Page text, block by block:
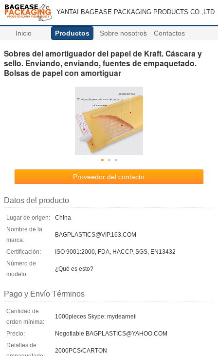
YANTAI BAGEASE PACKAGING PRODUCTS CO.,LTD
Inicio Productos Sobre nosotros Contactos
Sobres del amortiguador del papel de Kraft. Cáscara y
sello. Enviando, enviando, fuentes de empaquetado.
Bolsas de papel con amortiguar
Proveedor del contacto
Datos del producto
Lugar de origen:
China
Nombre de la
marca:
BAGPLASTICS@VIP.163.COM
Certificación:
ISO 9001:2000, FDA, HACCP, SGS, EN13432
Número de
modelo:
¿Qué es esto?
Pago y Envío Términos
Cantidad de
orden mínima:
1000pieces Skype: mydearneil
Precio:
Negotiable BAGPLASTICS@YAHOO.COM
Detalles de
2000PCS/CARTON